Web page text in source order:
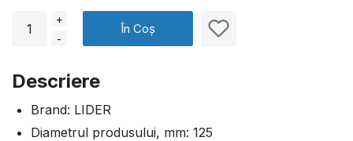
+
-
În Coș
Descriere
Brand: LIDER
Diametrul produsului, mm: 125